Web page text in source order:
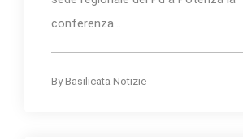
conferenza...
By Basilicata Notizie